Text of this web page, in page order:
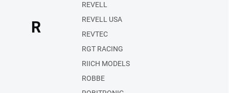
R
REVELL
REVELL USA
REVTEC
RGT RACING
RIICH MODELS
ROBBE